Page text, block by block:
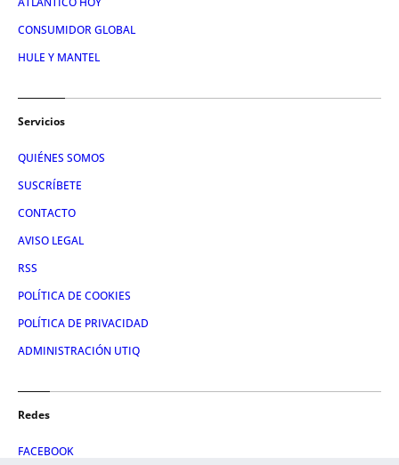
CONSUMIDOR GLOBAL
HULE Y MANTEL
Servicios
QUIÉNES SOMOS
SUSCRÍBETE
CONTACTO
AVISO LEGAL
RSS
POLÍTICA DE COOKIES
POLÍTICA DE PRIVACIDAD
ADMINISTRACIÓN UTIQ
Redes
FACEBOOK